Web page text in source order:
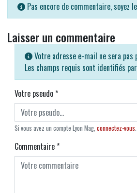
Pas encore de commentaire, soyez le
Laisser un commentaire
Votre adresse e-mail ne sera pas
Les champs requis sont identifiés
Votre pseudo*
Si vous avez un compte Lyon Mag, connectez-vous.
Commentaire*